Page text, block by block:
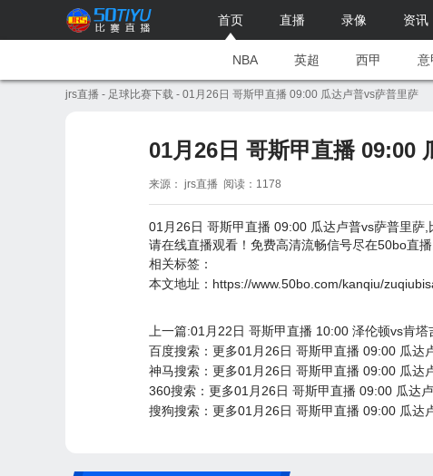
首页 直播 录像 资讯
NBA 英超 西甲 意
jrs直播 - 足球比赛下载 - 01月26日 哥斯甲直播 09:00 瓜达卢普vs萨普里萨
01月26日 哥斯甲直播 09:00
来源： jrs直播 阅读：1178
01月26日 哥斯甲直播 09:00 瓜达卢普vs萨普里
请在线直播观看！免费高清流畅信号尽在50bo直播
相关标签：
本文地址： https://www.50bo.com/kanqiu/
上一篇:01月22日 哥斯甲直播 10:00 泽伦顿vs肯塔
百度搜索：更多01月26日 哥斯甲直播 09:00 瓜达
神马搜索：更多01月26日 哥斯甲直播 09:00 瓜达
360搜索：更多01月26日 哥斯甲直播 09:00 瓜达
搜狗搜索：更多01月26日 哥斯甲直播 09:00 瓜达